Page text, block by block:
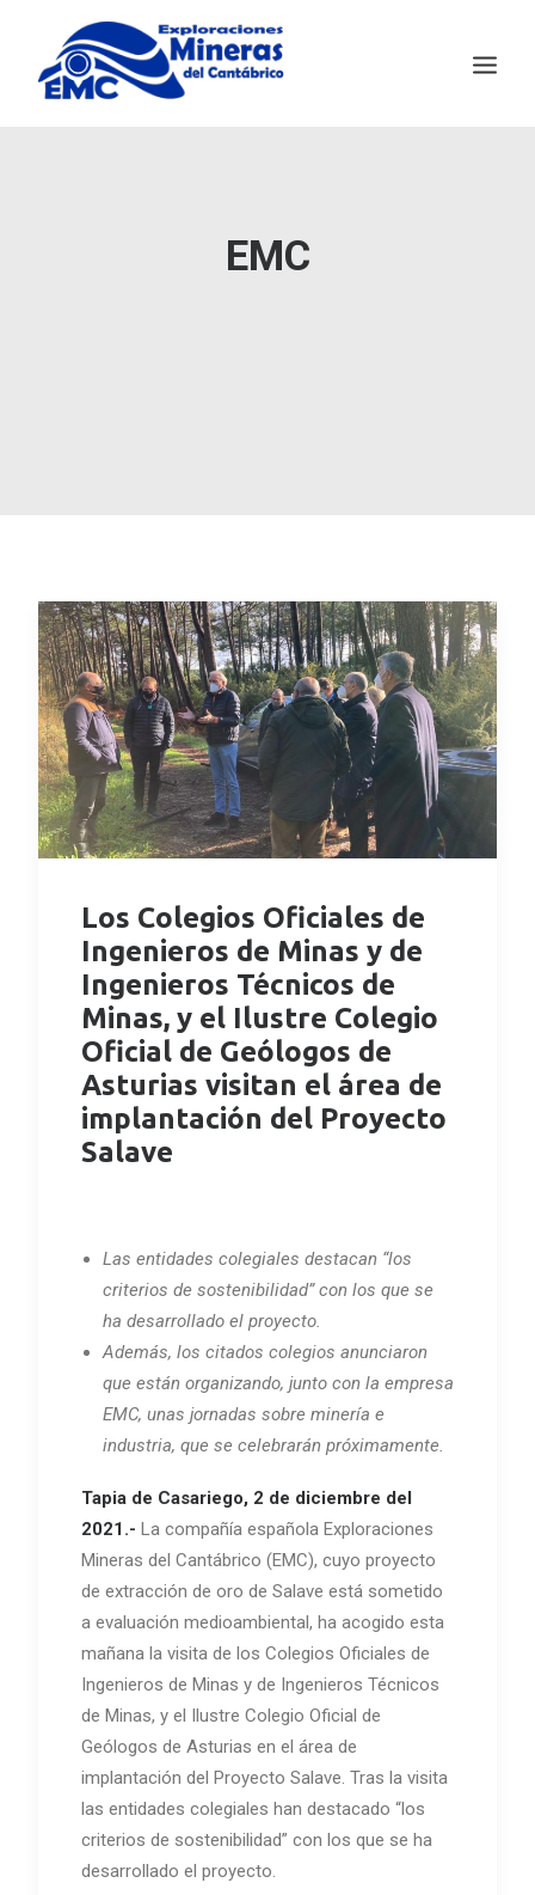
EMC
Los Colegios Oficiales de
Ingenieros de Minas y de
Ingenieros Técnicos de
Minas, y el Ilustre Colegio
Oficial de Geólogos de
Asturias visitan el área de
implantación del Proyecto
Salave
Las entidades colegiales destacan “los
criterios de sostenibilidad” con los que se
ha desarrollado el proyecto.
Además, los citados colegios anunciaron
que están organizando, junto con la empresa
EMC, unas jornadas sobre minería e
industria, que se celebrarán próximamente.
Tapia de Casariego, 2 de diciembre del
2021.- La compañía española Exploraciones
Mineras del Cantábrico (EMC), cuyo proyecto
de extracción de oro de Salave está sometido
a evaluación medioambiental, ha acogido esta
mañana la visita de los Colegios Oficiales de
Ingenieros de Minas y de Ingenieros Técnicos
de Minas, y el Ilustre Colegio Oficial de
Geólogos de Asturias en el área de
implantación del Proyecto Salave. Tras la visita
las entidades colegiales han destacado “los
criterios de sostenibilidad” con los que se ha
desarrollado el proyecto.